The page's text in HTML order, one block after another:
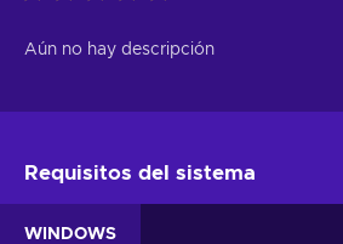
Aún no hay descripción
Requisitos del sistema
WINDOWS